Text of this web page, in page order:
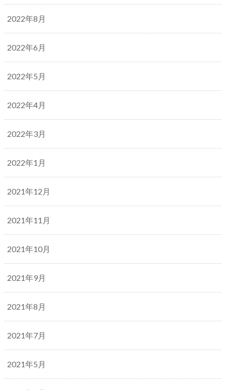
2022年8月
2022年6月
2022年5月
2022年4月
2022年3月
2022年1月
2021年12月
2021年11月
2021年10月
2021年9月
2021年8月
2021年7月
2021年5月